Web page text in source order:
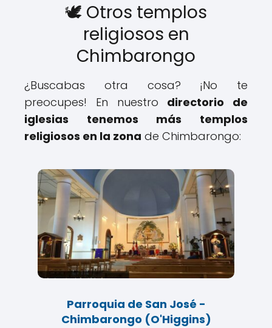
🕊️ Otros templos
religiosos en
Chimbarongo
¿Buscabas otra cosa? ¡No te
preocupes! En nuestro directorio de
iglesias tenemos más templos
religiosos en la zona de Chimbarongo:
Parroquia de San José -
Chimbarongo (O'Higgins)